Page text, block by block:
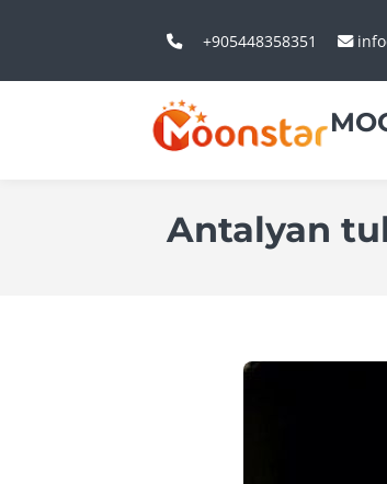
+905448358351
Antalyan